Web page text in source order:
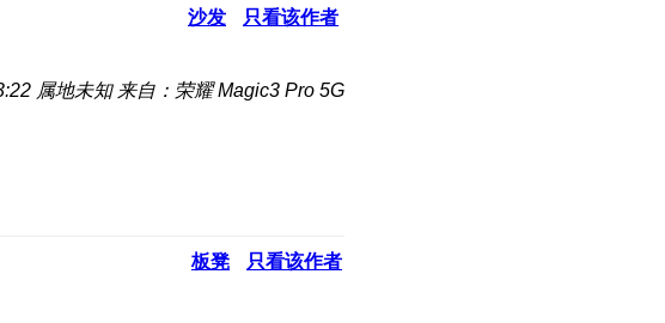
沙发 只看该作者
属地未知 来自：荣耀 Magic3 Pro 5G
板凳 只看该作者